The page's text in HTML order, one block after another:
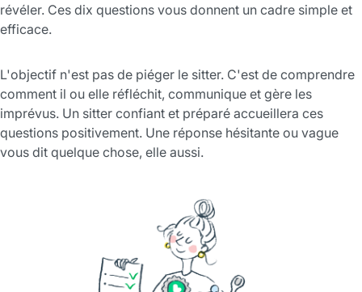
révéler. Ces dix questions vous donnent un cadre simple et
efficace.
L'objectif n'est pas de piéger le sitter. C'est de comprendre
comment il ou elle réfléchit, communique et gère les
imprévus. Un sitter confiant et préparé accueillera ces
questions positivement. Une réponse hésitante ou vague
vous dit quelque chose, elle aussi.